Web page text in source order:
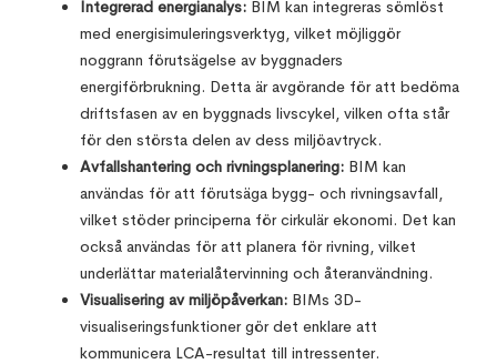
Integrerad energianalys: BIM kan integreras sömlöst
med energisimuleringsverktyg, vilket möjliggör
noggrann förutsägelse av byggnaders
energiförbrukning. Detta är avgörande för att bedöma
driftsfasen av en byggnads livscykel, vilken ofta står
för den största delen av dess miljöavtryck.
Avfallshantering och rivningsplanering: BIM kan
användas för att förutsäga bygg- och rivningsavfall,
vilket stöder principerna för cirkulär ekonomi. Det kan
också användas för att planera för rivning, vilket
underlättar materialåtervinning och återanvändning.
Visualisering av miljöpåverkan: BIMs 3D-
visualiseringsfunktioner gör det enklare att
kommunicera LCA-resultat till intressenter.